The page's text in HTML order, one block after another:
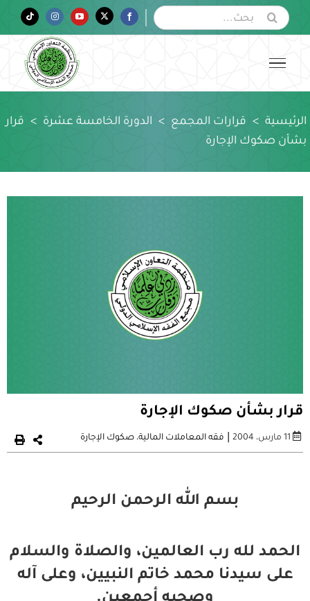
البحث
عن:
Facebook
Twitter
YouTube
Instagram
Tiktok
الرئيسية > قرارات المجمع > الدورة الخامسة عشرة > قرار
بشأن صكوك الإجارة
قرار بشأن صكوك الإجارة
11 مارس، 2004 | فقه المعاملات المالية، صكوك الإجارة
بسم الله الرحمن الرحيم
الحمد لله رب العالمين، والصلاة والسلام
على سيدنا محمد خاتم النبيين، وعلى آله